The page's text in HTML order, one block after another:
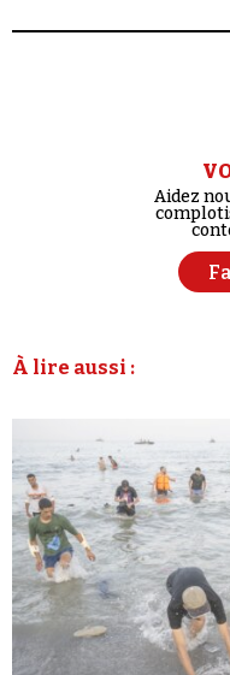
Aidez
À lire aussi :